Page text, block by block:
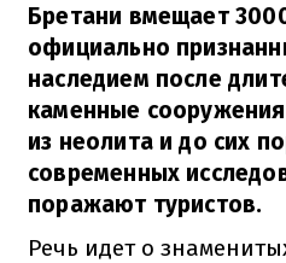
Бретани вмещает
официально
наследием после
каменные
из неолита и до сих
современных
поражают туристов.
Речь идет о